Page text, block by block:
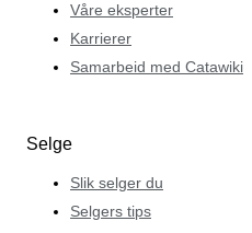
Våre eksperter
Karrierer
Samarbeid med Catawiki
Selge
Slik selger du
Selgers tips